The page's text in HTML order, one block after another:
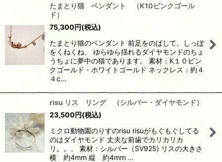
たまとり猫 ペンダント （K10ピンクゴール
ド）
75,300円(税込)
たまとり猫のペンダント 前足をのばして、しっぽ
をくねくね、 ゆらゆら揺れるダイヤモンドのちょ
うちょに夢中の猫であります。 素材：K１０ピン
クゴールド・ホワイトゴールド ネックレス：約４
４c…
risu リス リング （シルバー・ダイヤモンド）
23,500円(税込)
ミクロ動物園のりすのrisu risuがもぐもぐしてる
のはダイヤモンド 丈夫な前歯でカリカリカ
リ。。、 素材：シルバー（SV925) リスの大きさ
横 約4mm 縦 約4mm …